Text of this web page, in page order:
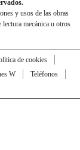
y usos de las obras
lectura mecánica u otros
de cookies
W
Teléfonos